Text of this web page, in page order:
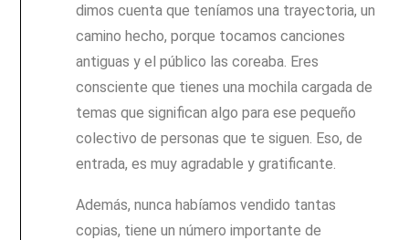
dimos cuenta que teníamos una trayectoria, un
camino hecho, porque tocamos canciones
antiguas y el público las coreaba. Eres
consciente que tienes una mochila cargada de
temas que significan algo para ese pequeño
colectivo de personas que te siguen. Eso, de
entrada, es muy agradable y gratificante.
Además, nunca habíamos vendido tantas
copias, tiene un número importante de